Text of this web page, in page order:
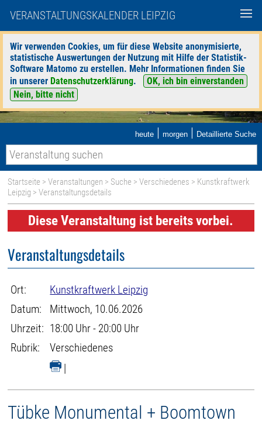
VERANSTALTUNGSKALENDER LEIPZIG
Wir verwenden Cookies, um für diese Website anonymisierte,
statistische Auswertungen der Nutzung mit Hilfe der Statistik-
Software Matomo zu erstellen. Mehr Informationen finden Sie
in unserer Datenschutzerklärung.
OK, ich bin einverstanden
Nein, bitte nicht
heute | morgen | Detaillierte Suche
Startseite >Veranstaltungen > Suche >Verschiedenes > Kunstkraftwerk
Leipzig > Veranstaltungsdetails
Diese Veranstaltung ist bereits vorbei.
Veranstaltungsdetails
Ort:
Kunstkraftwerk Leipzig
Datum:
Mittwoch, 10.06.2026
Uhrzeit: 18:00 Uhr - 20:00 Uhr
Rubrik:
Verschiedenes
|
Tübke Monumental + Boomtown